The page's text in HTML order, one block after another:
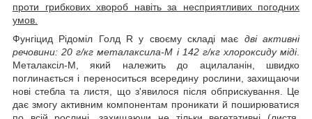
проти грибкових хвороб навіть за несприятливих погодних
умов.
Фунгіцид Рідоміл Голд R у своєму складі має дві активні
речовини: 20 г/кг металаксила-М і 142 г/кг хлороксиду міді.
Металаксіл-М, який належить до ацилаланін, швидко
поглинається і переноситься всередину рослини, захищаючи
нові стебла та листя, що з'явилося після обприскування. Це
дає змогу активним компонентам проникати й поширюватися